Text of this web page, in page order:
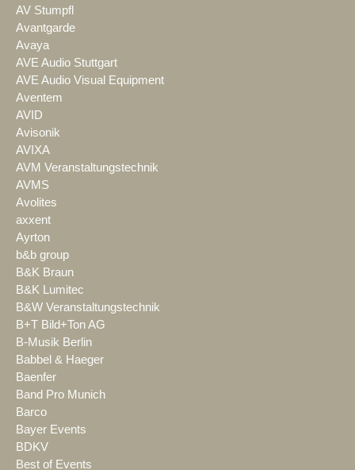
AV Stumpfl
Avantgarde
Avaya
AVE Audio Stuttgart
AVE Audio Visual Equipment
Aventem
AVID
Avisonik
AVIXA
AVM Veranstaltungstechnik
AVMS
Avolites
axxent
Ayrton
b&b group
B&K Braun
B&K Lumitec
B&W Veranstaltungstechnik
B+T Bild+Ton AG
B-Musik Berlin
Babbel & Haeger
Baenfer
Band Pro Munich
Barco
Bayer Events
BDKV
Best of Events